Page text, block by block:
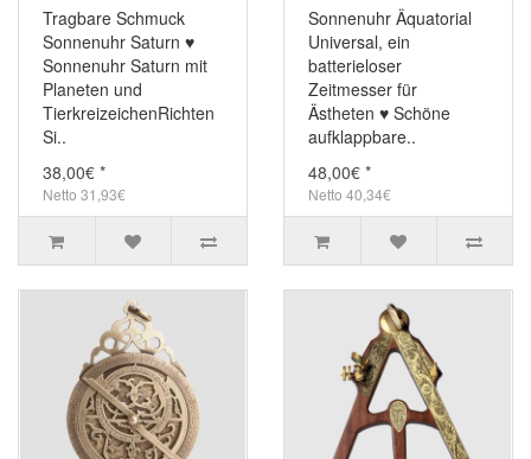
Tragbare Schmuck
Sonnenuhr Saturn ♥
Sonnenuhr Saturn mit
Planeten und
TierkreizeichenRichten
Si..
38,00€ *
Netto 31,93€
Sonnenuhr Äquatorial
Universal, ein
batterieloser
Zeitmesser für
Ästheten ♥ Schöne
aufklappbare..
48,00€ *
Netto 40,34€